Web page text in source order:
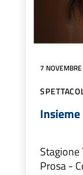
7
Insieme
Prosa -